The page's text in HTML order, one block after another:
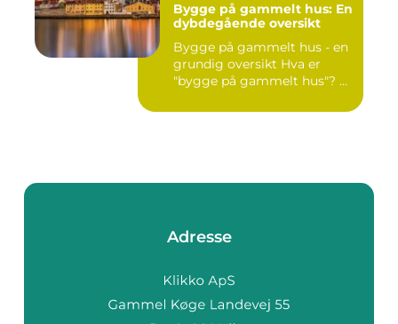
Bygge på gammelt hus: En
dybdegående oversikt
Bygge på gammelt hus - en
grundig oversikt Hva er
"bygge på gammelt hus"? ...
Adresse